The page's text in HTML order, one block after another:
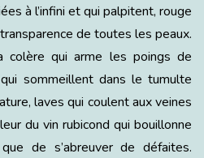
à l’infini et qui palpitent, rouge
de toutes les peaux.
colère qui arme les poings de
qui sommeillent dans le tumulte
laves qui coulent aux veines
du vin rubicond qui bouillonne
de s’abreuver de défaites.